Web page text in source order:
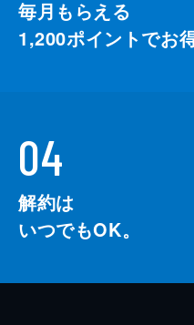
毎月もらえる
1,200ポイントでお
04
解約は
いつでもOK。